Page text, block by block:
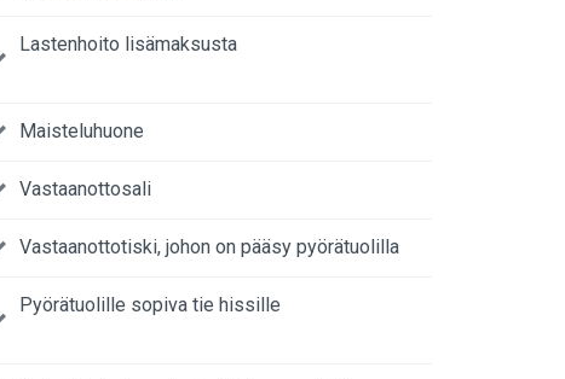
Lastenhoito lisämaksusta
Maisteluhuone
Vastaanottosali
Vastaanottotiski, johon on pääsy pyörätuolilla
Pyörätuolille sopiva tie hissille